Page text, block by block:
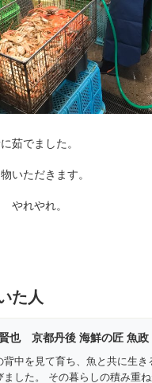
茹でました。
ただきます。
やれやれ。
た人
也 京都丹後 海鮮の匠 魚
背中を見て育ち、魚と共に生き
ました。 その暮らしの積み重